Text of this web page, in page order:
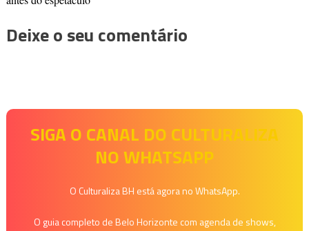
Deixe o seu comentário
SIGA O CANAL DO CULTURALIZA
NO WHATSAPP
O Culturaliza BH está agora no WhatsApp.
O guia completo de Belo Horizonte com agenda de shows,